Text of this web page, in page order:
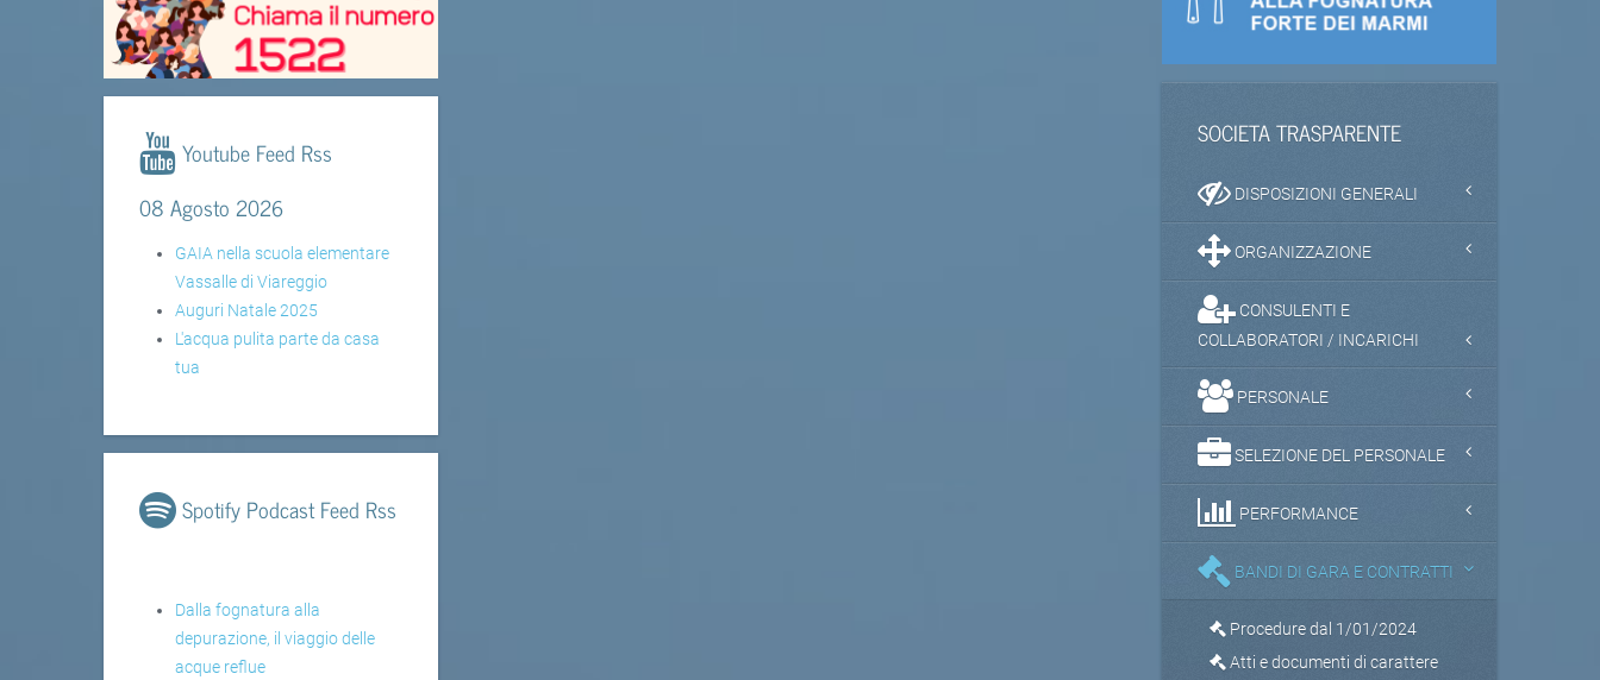
Youtube Feed Rss
08 Agosto 2026
GAIA nella scuola elementare
Vassalle di Viareggio
Auguri Natale 2025
L'acqua pulita parte da casa
tua
Spotify Podcast Feed Rss
Dalla fognatura alla
depurazione, il viaggio delle
acque reflue
SOCIETA TRASPARENTE
DISPOSIZIONI GENERALI
ORGANIZZAZIONE
CONSULENTI E
COLLABORATORI / INCARICHI
PERSONALE
SELEZIONE DEL PERSONALE
PERFORMANCE
BANDI DI GARA E CONTRATTI
Procedure dal 1/01/2024
Atti e documenti di carattere